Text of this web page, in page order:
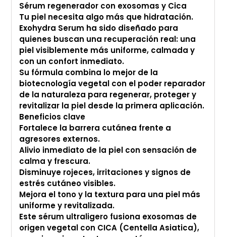
de
compra
Sérum regenerador con exosomas y Cica
Tu piel necesita algo más que hidratación.
Exohydra Serum ha sido diseñado para
quienes buscan una recuperación real: una
piel visiblemente más uniforme, calmada y
con un confort inmediato.
Su fórmula combina lo mejor de la
biotecnología vegetal con el poder reparador
de la naturaleza para regenerar, proteger y
revitalizar la piel desde la primera aplicación.
Beneficios clave
Fortalece la barrera cutánea frente a
agresores externos.
Alivio inmediato de la piel con sensación de
calma y frescura.
Disminuye rojeces, irritaciones y signos de
estrés cutáneo visibles.
Mejora el tono y la textura para una piel más
uniforme y revitalizada.
Este sérum ultraligero fusiona exosomas de
origen vegetal con CICA (Centella Asiatica),